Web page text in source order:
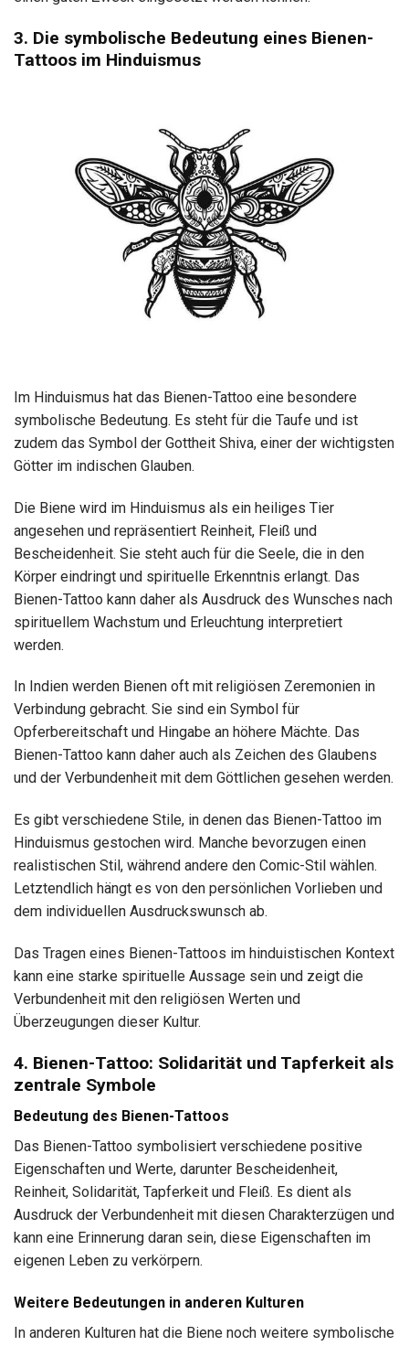
3. Die symbolische Bedeutung eines Bienen-
Tattoos im Hinduismus
Im Hinduismus hat das Bienen-Tattoo eine besondere
symbolische Bedeutung. Es steht für die Taufe und ist
zudem das Symbol der Gottheit Shiva, einer der wichtigsten
Götter im indischen Glauben.
Die Biene wird im Hinduismus als ein heiliges Tier
angesehen und repräsentiert Reinheit, Fleiß und
Bescheidenheit. Sie steht auch für die Seele, die in den
Körper eindringt und spirituelle Erkenntnis erlangt. Das
Bienen-Tattoo kann daher als Ausdruck des Wunsches nach
spirituellem Wachstum und Erleuchtung interpretiert
werden.
In Indien werden Bienen oft mit religiösen Zeremonien in
Verbindung gebracht. Sie sind ein Symbol für
Opferbereitschaft und Hingabe an höhere Mächte. Das
Bienen-Tattoo kann daher auch als Zeichen des Glaubens
und der Verbundenheit mit dem Göttlichen gesehen werden.
Es gibt verschiedene Stile, in denen das Bienen-Tattoo im
Hinduismus gestochen wird. Manche bevorzugen einen
realistischen Stil, während andere den Comic-Stil wählen.
Letztendlich hängt es von den persönlichen Vorlieben und
dem individuellen Ausdruckswunsch ab.
Das Tragen eines Bienen-Tattoos im hinduistischen Kontext
kann eine starke spirituelle Aussage sein und zeigt die
Verbundenheit mit den religiösen Werten und
Überzeugungen dieser Kultur.
4. Bienen-Tattoo: Solidarität und Tapferkeit als
zentrale Symbole
Bedeutung des Bienen-Tattoos
Das Bienen-Tattoo symbolisiert verschiedene positive
Eigenschaften und Werte, darunter Bescheidenheit,
Reinheit, Solidarität, Tapferkeit und Fleiß. Es dient als
Ausdruck der Verbundenheit mit diesen Charakterzügen und
kann eine Erinnerung daran sein, diese Eigenschaften im
eigenen Leben zu verkörpern.
Weitere Bedeutungen in anderen Kulturen
In anderen Kulturen hat die Biene noch weitere symbolische